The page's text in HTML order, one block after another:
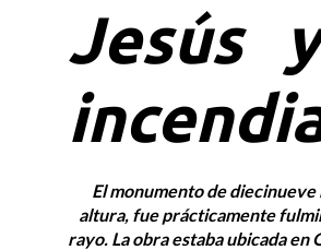
Jesús
El monumento de diecinueve
altura, fue prácticamente
rayo. La obra estaba ubicada en